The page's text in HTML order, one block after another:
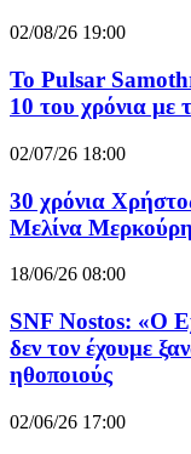
02/08/26 19:00
Το Pulsar
10 του χρόνια με
02/07/26 18:00
30 χρόνια
Μελίνα Μερκούρη
18/06/26 08:00
SNF Nostos: «Ο
δεν τον έχουμε
ηθοποιούς
02/06/26 17:00